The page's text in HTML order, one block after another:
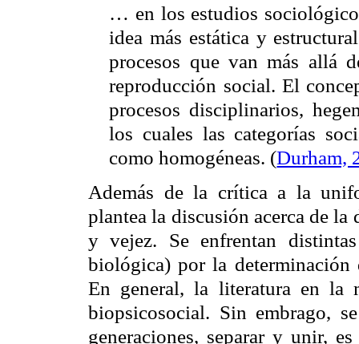
… en los estudios
idea más estática y
procesos que van más allá
reproducción social. El
procesos disciplinarios,
los cuales las categorías
como homogéneas. (Durham,
Además de la crítica a la
plantea la discusión acerca de
y vejez. Se enfrentan
biológica) por la determinación
En general, la literatura en la
biopsicosocial. Sin embrago,
generaciones, separar y unir,